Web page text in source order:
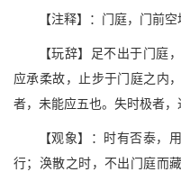
【注释】：门庭，门前
【玩辞】足不出于门庭
应承柔故，止步于门庭之内
者，未能应五也。失时极者，
【观象】：时有否泰，
行；涣散之时，不出门庭而